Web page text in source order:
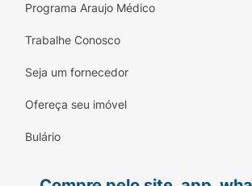
Programa Araujo Médico
Trabalhe Conosco
Seja um fornecedor
Ofereça seu imóvel
Bulário